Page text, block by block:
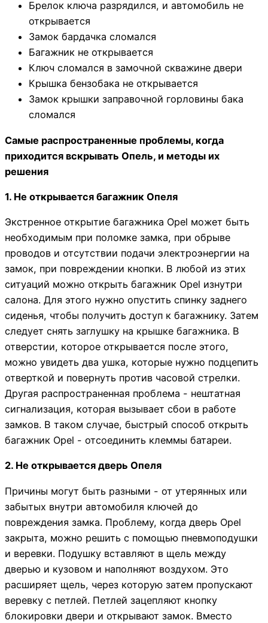
Брелок ключа разрядился, и автомобиль не
открывается
Замок бардачка сломался
Багажник не открывается
Ключ сломался в замочной скважине двери
Крышка бензобака не открывается
Замок крышки заправочной горловины бака
сломался
Самые распространенные проблемы, когда
приходится вскрывать Опель, и методы их
решения
1. Не открывается багажник Опеля
Экстренное открытие багажника Opel может быть
необходимым при поломке замка, при обрыве
проводов и отсутствии подачи электроэнергии на
замок, при повреждении кнопки. В любой из этих
ситуаций можно открыть багажник Opel изнутри
салона. Для этого нужно опустить спинку заднего
сиденья, чтобы получить доступ к багажнику. Затем
следует снять заглушку на крышке багажника. В
отверстии, которое открывается после этого,
можно увидеть два ушка, которые нужно подцепить
отверткой и повернуть против часовой стрелки.
Другая распространенная проблема - нештатная
сигнализация, которая вызывает сбои в работе
замков. В таком случае, быстрый способ открыть
багажник Opel - отсоединить клеммы батареи.
2. Не открывается дверь Опеля
Причины могут быть разными - от утерянных или
забытых внутри автомобиля ключей до
повреждения замка. Проблему, когда дверь Opel
закрыта, можно решить с помощью пневмоподушки
и веревки. Подушку вставляют в щель между
дверью и кузовом и наполняют воздухом. Это
расширяет щель, через которую затем пропускают
веревку с петлей. Петлей зацепляют кнопку
блокировки двери и открывают замок. Вместо